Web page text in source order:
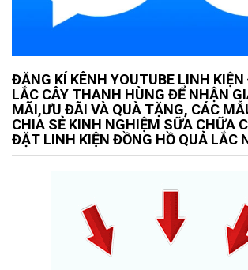
ĐĂNG KÍ KÊNH YOUTUBE LINH
LẮC CÂY THANH HÙNG ĐỂ NHẬN
MÃI,ƯU ĐÃI VÀ QUÀ TẶNG, CÁC
CHIA SẺ KINH NGHIỆM SỮA CHỮA
ĐẶT LINH KIỆN ĐỒNG HỒ QUẢ LẮC